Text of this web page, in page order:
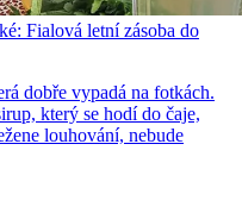
Fialová letní zásoba do
dobře vypadá na fotkách.
který se hodí do čaje,
louhování, nebude